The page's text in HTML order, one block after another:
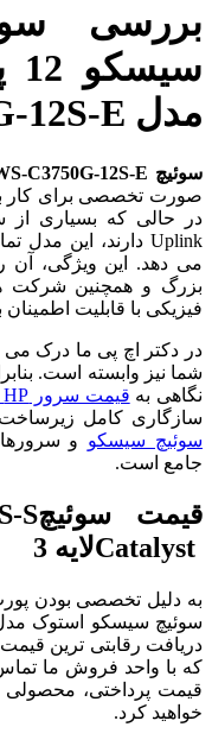
بررسی
مدل WS-C3750G-12S-E
سوئیچ WS-C3750G-12S-E
صورت تخصصی برای کار
می‌ دهد. این ویژگی، آن
بزرگ و همچنین شرکت‌
فیزیکی با قابلیت
در دکتر اچ پی ما درک می‌
شما نیز وابسته است.
نگاهی به قیمت سرور HP استوک
سازگاری کامل
سوئیچ سیسکو و
جامع است.
قیمت سوئیچS
Catalystلایه 3
به دلیل تخصصی بودن
دریافت رقابتی‌ ترین
که با واحد فروش ما
خواهید کرد.